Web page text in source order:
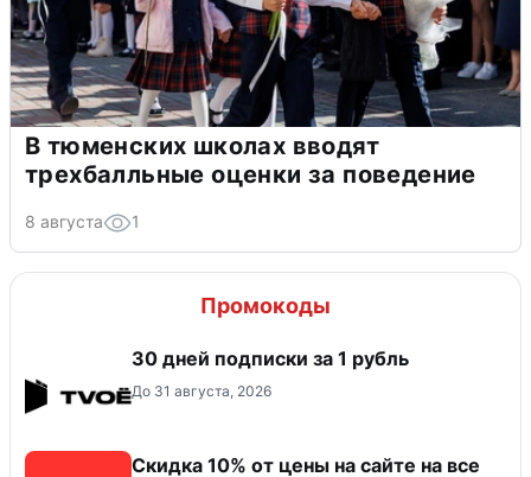
В тюменских школах вводят
трехбалльные оценки за поведение
8 августа 1
Промокоды
30 дней подписки за 1 рубль
До 31 августа, 2026
Скидка 10% от цены на сайте на все